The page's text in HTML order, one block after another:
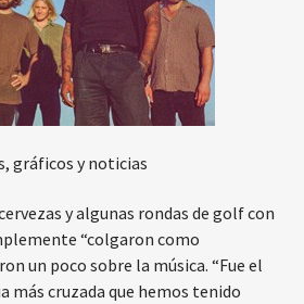
gráficos y noticias
y algunas rondas de golf con
“colgaron como
un poco sobre la música. “Fue el
más cruzada que hemos tenido